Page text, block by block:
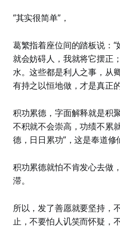
“其实很简单”，
葛繁指着座位间的踏板说：“
就会妨碍人，我就将它摆正
水。这些都是利人之事，从
有持之以恒地做，才是真正
积功累德，字面解释就是积
不积就不会崇高，功绩不累
德，日日累功”，这是奉道修
积功累德就怕不肯发心去做
滞。
所以，发了善愿就要坚持，
止，不要怕人讥笑而怀疑，